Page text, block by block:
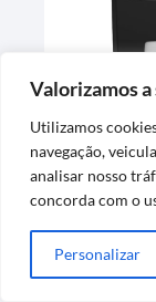
Valorizamos
Utilizamos
navegação,
analisar nosso
concorda com o
Personalizar
Cafeteira